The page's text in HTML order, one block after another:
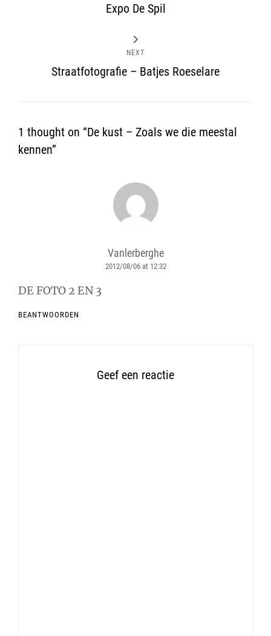
Expo De Spil
NEXT
Straatfotografie – Batjes Roeselare
1 thought on “De kust – Zoals we die meestal
kennen”
Vanlerberghe
says:
2012/08/06 at 12:32
DE FOTO 2 EN 3
BEANTWOORDEN
Geef een reactie